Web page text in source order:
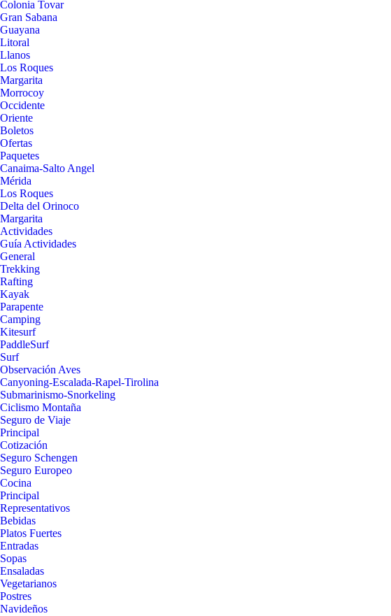
Colonia Tovar
Gran Sabana
Guayana
Litoral
Llanos
Los Roques
Margarita
Morrocoy
Occidente
Oriente
Boletos
Ofertas
Paquetes
Canaima-Salto Angel
Mérida
Los Roques
Delta del Orinoco
Margarita
Actividades
Guía Actividades
General
Trekking
Rafting
Kayak
Parapente
Camping
Kitesurf
PaddleSurf
Surf
Observación Aves
Canyoning-Escalada-Rapel-Tirolina
Submarinismo-Snorkeling
Ciclismo Montaña
Seguro de Viaje
Principal
Cotización
Seguro Schengen
Seguro Europeo
Cocina
Principal
Representativos
Bebidas
Platos Fuertes
Entradas
Sopas
Ensaladas
Vegetarianos
Postres
Navideños